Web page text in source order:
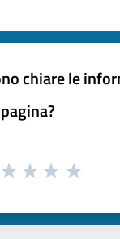
chiare le